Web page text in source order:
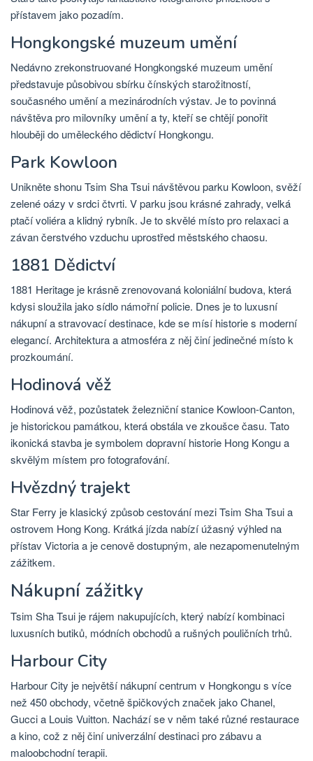
přístavem jako pozadím.
Hongkongské muzeum umění
Nedávno zrekonstruované Hongkongské muzeum umění
představuje působivou sbírku čínských starožitností,
současného umění a mezinárodních výstav. Je to povinná
návštěva pro milovníky umění a ty, kteří se chtějí ponořit
hlouběji do uměleckého dědictví Hongkongu.
Park Kowloon
Unikněte shonu Tsim Sha Tsui návštěvou parku Kowloon, svěží
zelené oázy v srdci čtvrti. V parku jsou krásné zahrady, velká
ptačí voliéra a klidný rybník. Je to skvělé místo pro relaxaci a
závan čerstvého vzduchu uprostřed městského chaosu.
1881 Dědictví
1881 Heritage je krásně zrenovovaná koloniální budova, která
kdysi sloužila jako sídlo námořní policie. Dnes je to luxusní
nákupní a stravovací destinace, kde se mísí historie s moderní
elegancí. Architektura a atmosféra z něj činí jedinečné místo k
prozkoumání.
Hodinová věž
Hodinová věž, pozůstatek železniční stanice Kowloon-Canton,
je historickou památkou, která obstála ve zkoušce času. Tato
ikonická stavba je symbolem dopravní historie Hong Kongu a
skvělým místem pro fotografování.
Hvězdný trajekt
Star Ferry je klasický způsob cestování mezi Tsim Sha Tsui a
ostrovem Hong Kong. Krátká jízda nabízí úžasný výhled na
přístav Victoria a je cenově dostupným, ale nezapomenutelným
zážitkem.
Nákupní zážitky
Tsim Sha Tsui je rájem nakupujících, který nabízí kombinaci
luxusních butiků, módních obchodů a rušných pouličních trhů.
Harbour City
Harbour City je největší nákupní centrum v Hongkongu s více
než 450 obchody, včetně špičkových značek jako Chanel,
Gucci a Louis Vuitton. Nachází se v něm také různé restaurace
a kino, což z něj činí univerzální destinaci pro zábavu a
maloobchodní terapii.